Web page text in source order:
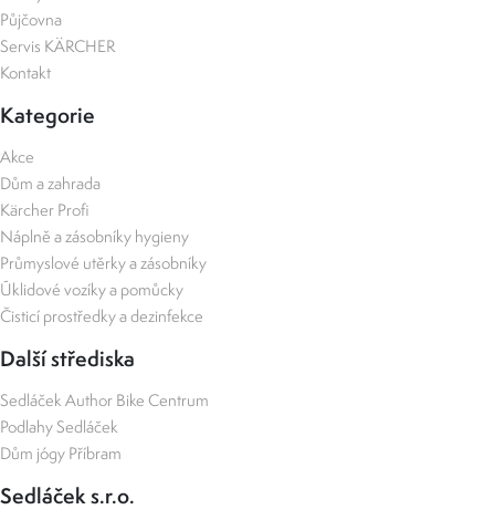
Půjčovna
Servis KÄRCHER
Kontakt
Kategorie
Akce
Dům a zahrada
Kärcher Profi
Náplně a zásobníky hygieny
Průmyslové utěrky a zásobníky
Úklidové vozíky a pomůcky
Čisticí prostředky a dezinfekce
Další střediska
Sedláček Author Bike Centrum
Podlahy Sedláček
Dům jógy Příbram
Sedláček s.r.o.